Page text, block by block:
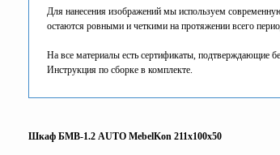
Для нанесения изображений мы используем
остаются ровными и четкими на протяжении всего
На все материалы есть сертификаты, подтверждающие
Инструкция по сборке в комплекте.
Шкаф БМВ-1.2 AUTO MebelKon 211x100x50